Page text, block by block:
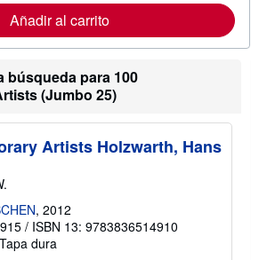
o
m
a
i
o
b
r
t
a
Añadir al carrito
búsqueda para 100
(Jumbo 25)
Artists Holzwarth, Hans
, 2012
/ ISBN 13: 9783836514910
Tapa dura